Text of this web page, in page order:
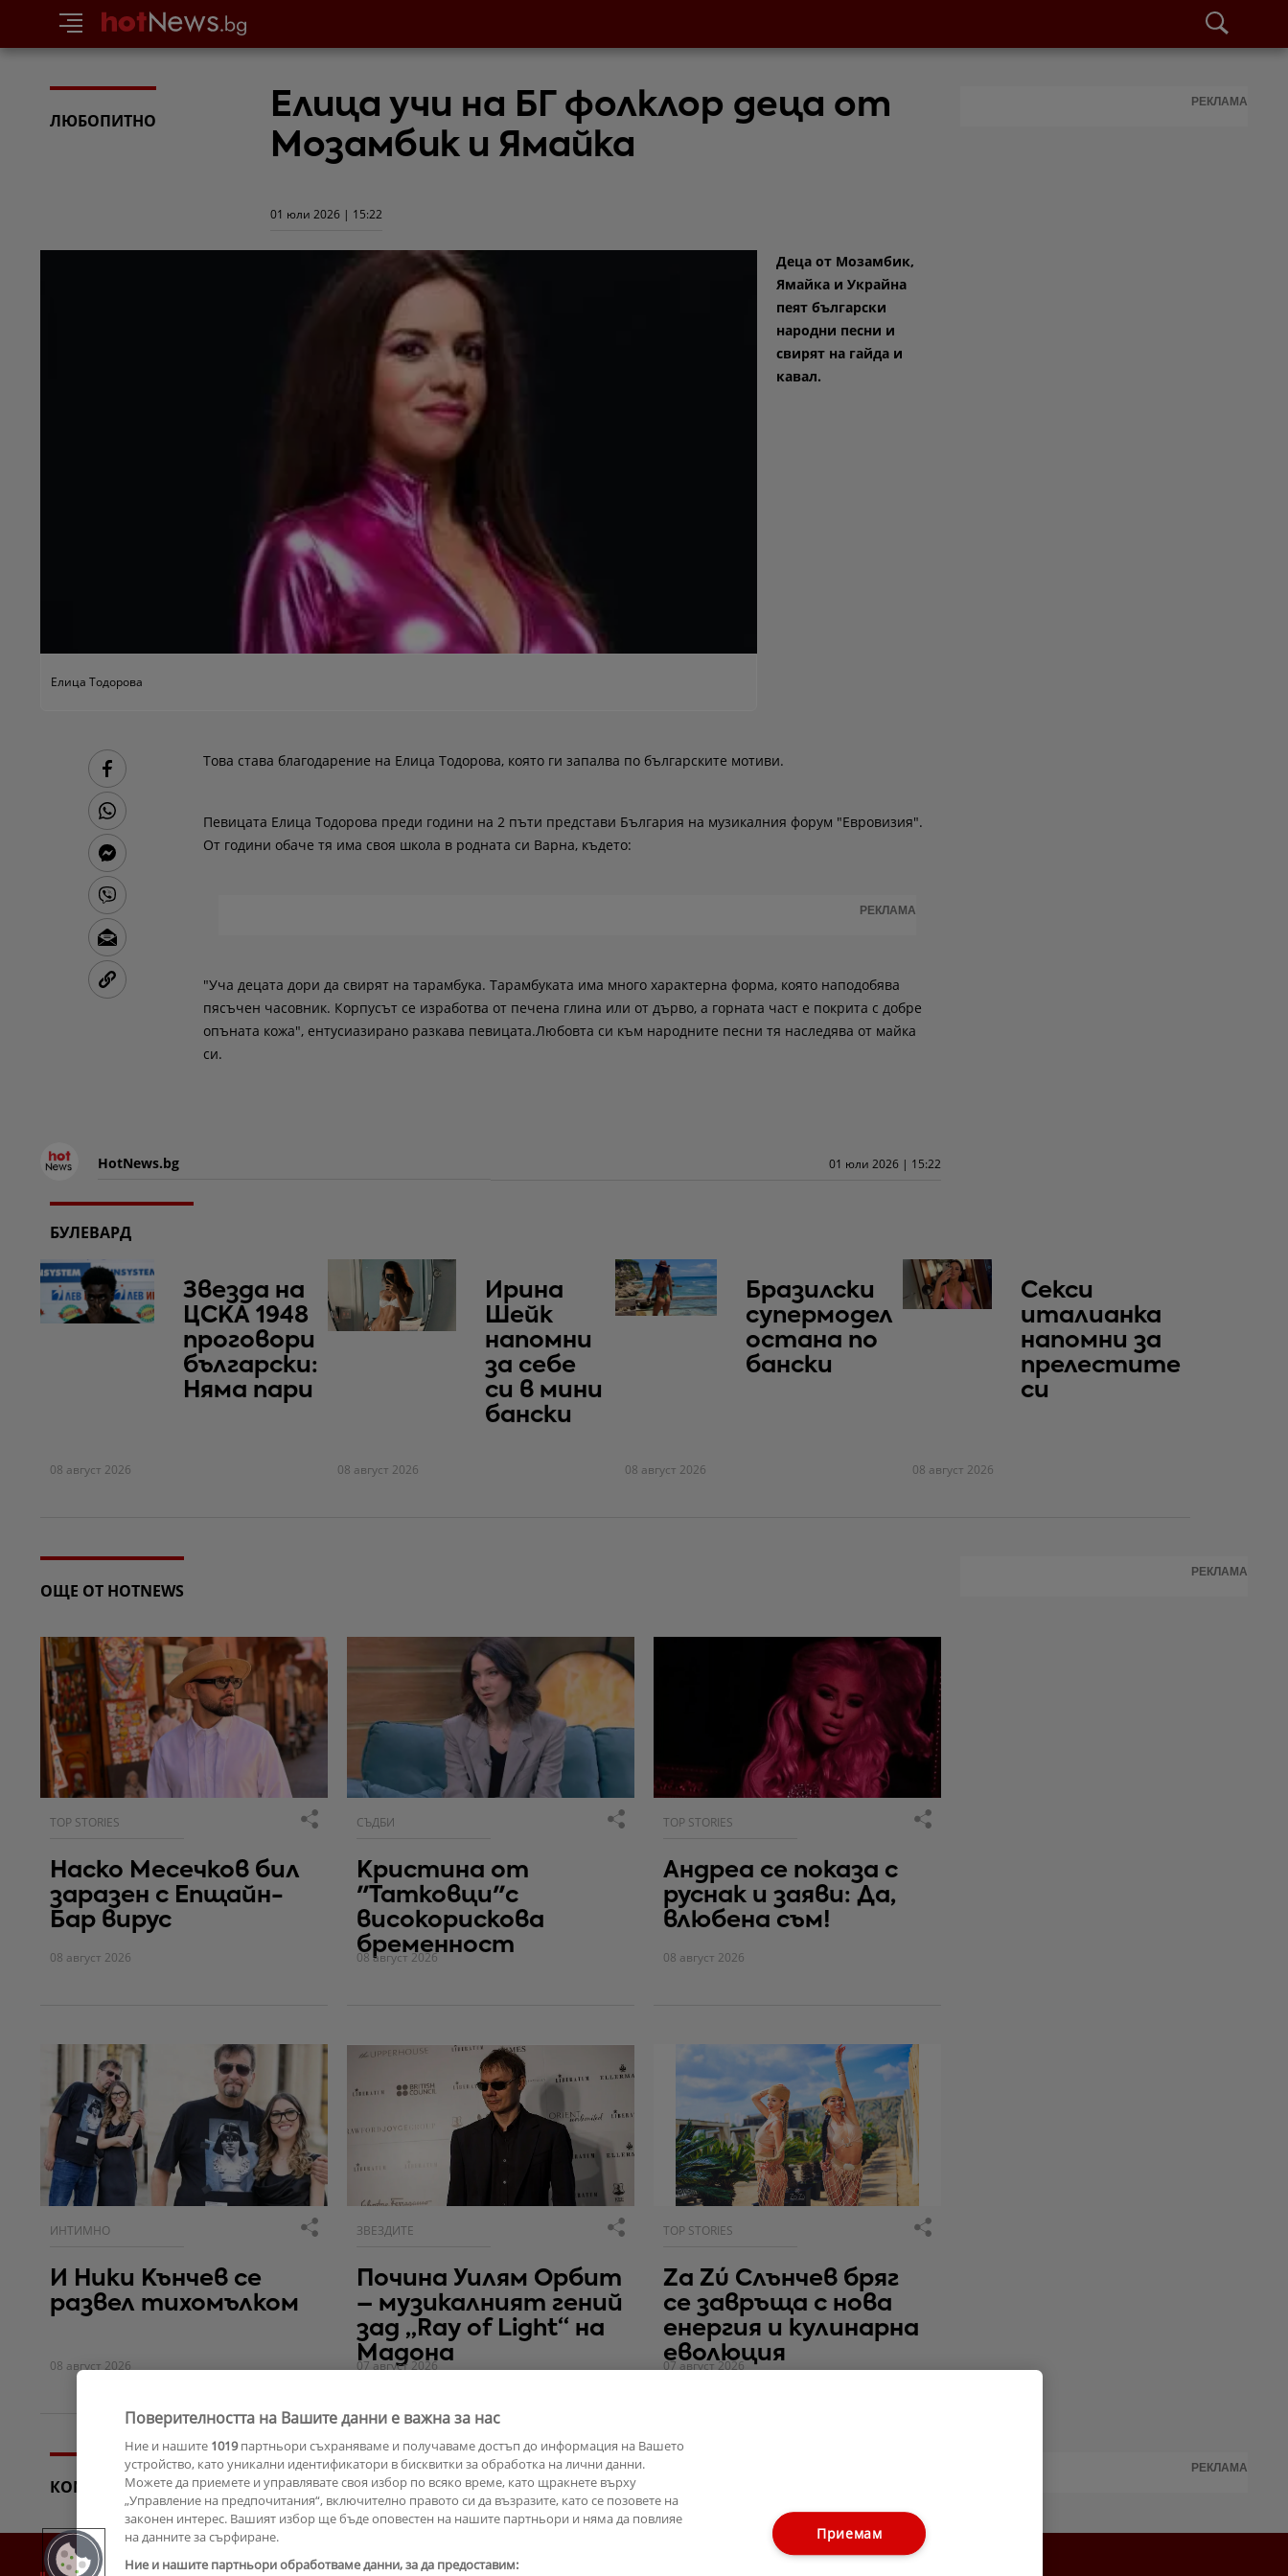
ЛЮБОПИТНО
Елица учи на БГ фолклор деца от
Мозамбик и Ямайка
01 юли 2026 | 15:22
Елица Тодорова
Деца от Мозамбик,
Ямайка и Украйна
пеят български
народни песни и
свирят на гайда и
кавал.
Това става благодарение на Елица Тодорова, която ги запалва по българските мотиви.
Певицата Елица Тодорова преди години на 2 пъти представи България на музикалния форум "Евровизия".
От години обаче тя има своя школа в родната си Варна, където:
РЕКЛАМА
"Уча децата дори да свирят на тарамбука. Тарамбуката има много характерна форма, която наподобява
пясъчен часовник. Корпусът се изработва от печена глина или от дърво, а горната част е покрита с добре
опъната кожа", ентусиазирано разкава певицата.Любовта си към народните песни тя наследява от майка
си.
HotNews.bg 01 юли 2026 | 15:22
РЕКЛАМА
БУЛЕВАРД
Звезда на
ЦСКА 1948
проговори
български:
Няма пари
08 август 2026
Ирина
Шейк
напомни
за себе
си в мини
бански
08 август 2026
Бразилски
супермодел
остана по
бански
08 август 2026
Секси
италианка
напомни за
прелестите
си
08 август 2026
ОЩЕ ОТ HOTNEWS
TOP STORIES
Наско Месечков бил
заразен с Епщайн-
Бар вирус
08 август 2026
СЪДБИ
Кристина от
"Татковци"с
високорискова
бременност
08 август 2026
TOP STORIES
Андреа се показа с
руснак и заяви: Да,
влюбена съм!
08 август 2026
ИНТИМНО
И Ники Кънчев се
развел тихомълком
08 август 2026
ЗВЕЗДИТЕ
Почина Уилям Орбит
– музикалният гений
зад „Ray of Light“ на
Мадона
07 август 2026
TOP STORIES
Za Zú Слънчев бряг
се завръща с нова
енергия и кулинарна
еволюция
07 август 2026
РЕКЛАМА
КОМЕНТАРИ
РЕКЛАМА
Поверителността на Вашите данни е важна за нас
Ние и нашите 1019партньори съхраняваме и получаваме достъп до информация на Вашето
устройство, като уникални идентификатори в бисквитки за обработка на лични данни.
Можете да приемете и управлявате своя избор по всяко време, като щракнете върху
„Управление на предпочитания“, включително правото си да възразите, като се позовете на
законен интерес. Вашият избор ще бъде оповестен на нашите партньори и няма да повлияе
на данните за сърфиране.
Ние и нашите партньори обработваме данни, за да предоставим:
Приемам